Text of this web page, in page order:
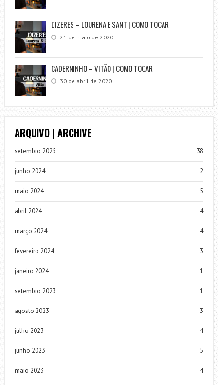
DIZERES – LOURENA E SANT | COMO TOCAR
21 de maio de 2020
CADERNINHO – VITÃO | COMO TOCAR
30 de abril de 2020
ARQUIVO | ARCHIVE
setembro 2025 38
junho 2024 2
maio 2024 5
abril 2024 4
março 2024 4
fevereiro 2024 3
janeiro 2024 1
setembro 2023 1
agosto 2023 3
julho 2023 4
junho 2023 5
maio 2023 4